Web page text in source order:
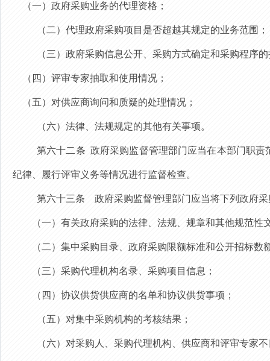
（一）政府采购业务的代理资格；
（二）代理政府采购项目是否超越其规定的业务范围；
（三）政府采购信息公开、采购方式确定和采购程序
（四）评审专家抽取和使用情况；
（五）对供应商询问和质疑的处理情况；
（六）法律、法规规定的其他有关事项。
第六十二条 政府采购监督管理部门应当在本部门职
纪律、履行评审义务等情况进行监督检查。
第六十三条 政府采购监督管理部门应当将下列政府
（一）有关政府采购的法律、法规、规章和其他规范性
（二）集中采购目录、政府采购限额标准和公开招标数
（三）采购代理机构名录、采购项目信息；
（四）协议供货供应商的名单和协议供货事项；
（五）对集中采购机构的考核结果；
（六）对采购人、采购代理机构、供应商和评审专家